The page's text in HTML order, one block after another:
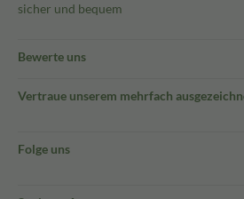
sicher und bequem
Bewerte uns
Vertraue unserem mehrfach
Folge uns